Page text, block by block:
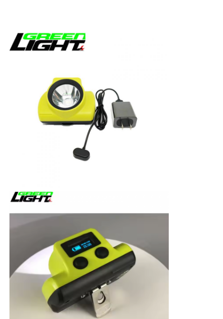
औद्योगिक एलईडी पट्टी प्रकाश
चार्जर रैक
एलईडी चेतावनी लाइट
पोर्टेबल ऊर्जा भंडारण बिजली आपूर्ति
एलईडी हाई बे लाइट